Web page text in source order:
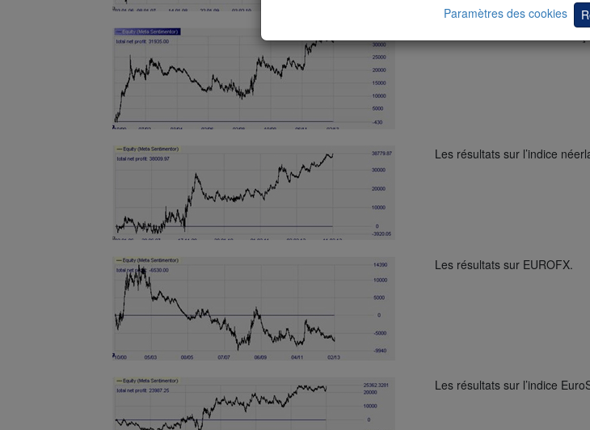
Les résultats sur l’indice
Les résultats sur EUROFX.
Les résultats sur l’indice
Paramètres des cookies